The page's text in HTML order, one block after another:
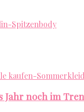
Jahr noch im